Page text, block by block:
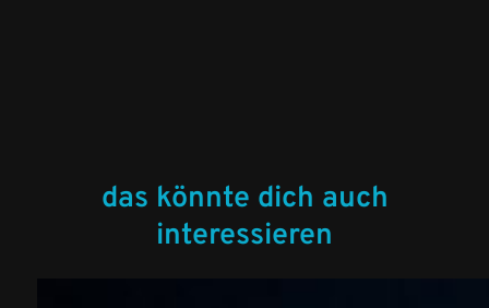
das könnte dich auch
interessieren